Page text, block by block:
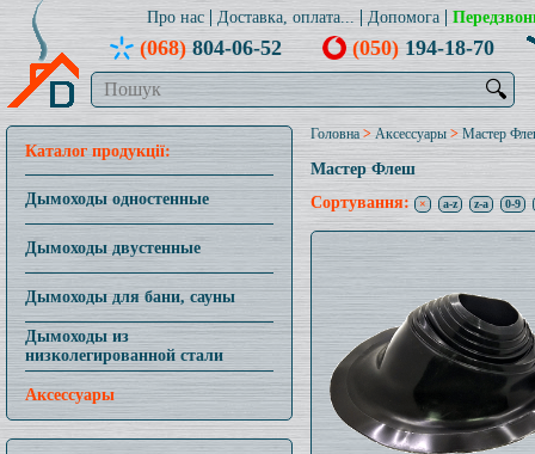
Про нас Доставка, оплата... Допомога
(068)804-06-52 (050)194-18-70
🔍
Каталог продукції:
Дымоходы одностенные
Дымоходы двустенные
Дымоходы для бани, сауны
Дымоходы из
низколегированной стали
Аксессуары
Головна > Аксессуары > Мастер
Мастер Флеш
Сортування: × a-z z-a 0-9